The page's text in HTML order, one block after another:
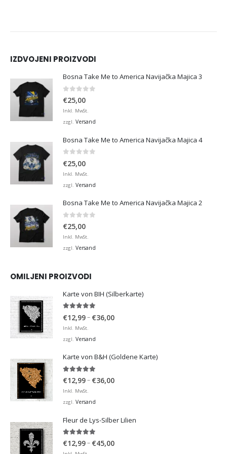
IZDVOJENI PROIZVODI
Bosna Take Me to America Navijačka Majica 3
0 von 5
€25,00
Inkl. MwSt.
zzgl. Versand
Bosna Take Me to America Navijačka Majica 4
€25,00
Inkl. MwSt.
zzgl. Versand
Bosna Take Me to America Navijačka Majica 2
0 von 5
€25,00
Inkl. MwSt.
zzgl. Versand
OMILJENI PROIZVODI
Karte von BIH (Silberkarte)
€12,99– €36,00Preisspanne:
Inkl. MwSt.
zzgl. Versand
Karte von B&H (Goldene Karte)
4.98von 5
€12,99– €36,00Preisspanne:
Inkl. MwSt.
zzgl. Versand
Fleur de Lys-Silber Lilien
4.95von 5
€12,99– €45,00Preisspanne: